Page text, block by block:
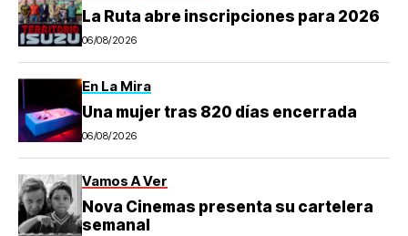
La Ruta abre inscripciones para 2026
06/08/2026
En La Mira
Una mujer tras 820 días encerrada
06/08/2026
Vamos A Ver
Nova Cinemas presenta su cartelera
semanal